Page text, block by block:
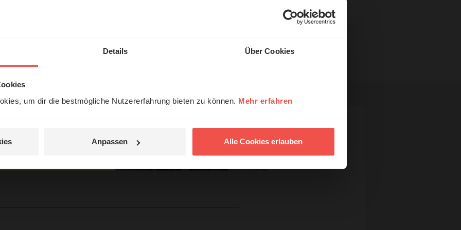
Details Über Cookies
um dir die bestmögliche Nutzererfahrung bieten zu können. Mehr erfahren
Anpassen Alle Cookies erlauben
mal!
unsere Hörerinnen
mit Gott ...
Jetzt Geschichten